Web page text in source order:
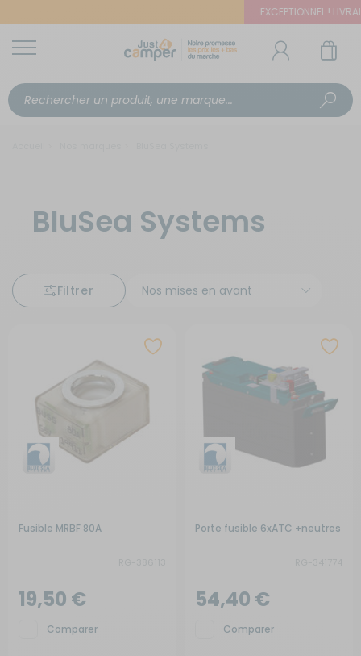
EXCEPTIONNEL !
BluSea Systems
Filtrer
Fusible MRBF 80A
19,50 €
Comparer
Porte fusible 6xATC +neutres
54,40 €
Comparer